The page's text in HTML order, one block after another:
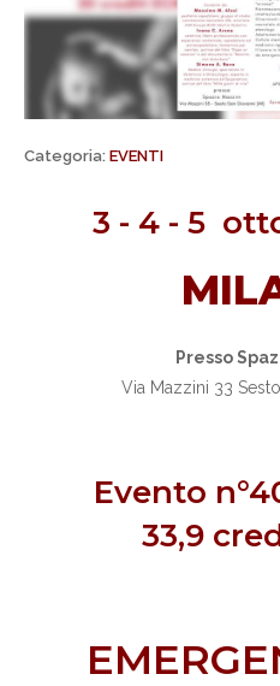
Categoria: EVENTI
3 - 4 - 5
Presso
Via Mazzini 33
Evento
33,9